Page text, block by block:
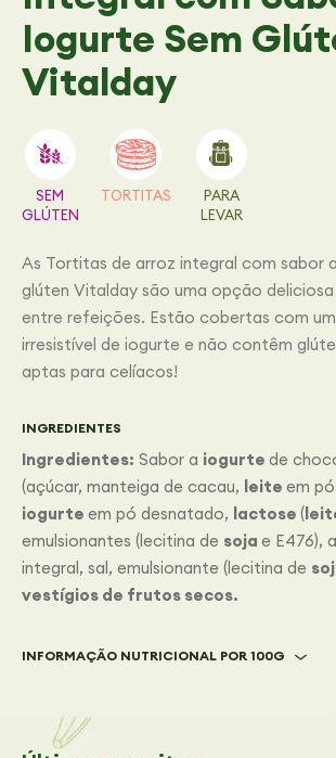
Iogurte Sem
Vitalday
SEM
GLÚTEN
TORTITAS
PARA
LEVAR
As Tortitas de arroz integral com sabor
glúten Vitalday são uma opção
entre refeições. Estão cobertas com
irresistível de iogurte e não contêm
aptas para celíacos!
INGREDIENTES
Ingredientes: Sabor a iogurte de
(açúcar, manteiga de cacau, leite em
iogurte em pó desnatado, lactose (
emulsionantes (lecitina de soja e E476),
integral, sal, emulsionante (lecitina de
vestígios de frutos secos.
INFORMAÇÃO NUTRICIONAL POR 100G